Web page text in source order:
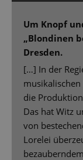
Um Knopf
„Blondinen
Dresden.
[…] In der
die
Das hat Witz
von
Lorelei